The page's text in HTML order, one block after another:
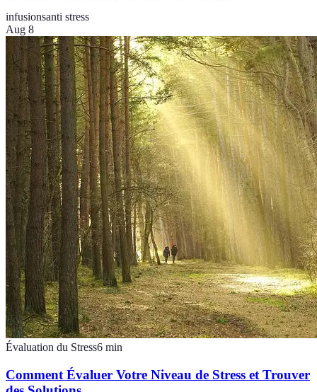
infusionsanti stress
Aug 8
Évaluation du Stress6 min
Comment Évaluer Votre Niveau de Stress et Trouver